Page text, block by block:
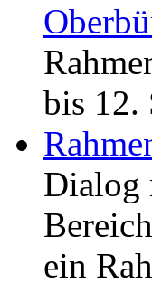
bis 12.
Dialog
ein